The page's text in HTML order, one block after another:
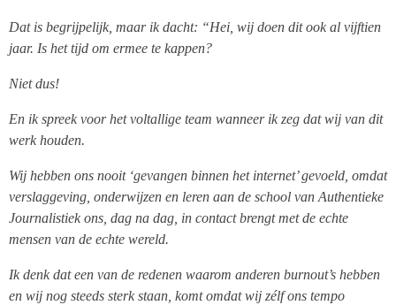
Dat is begrijpelijk, maar ik dacht: “Hei, wij doen dit ook al vijftien
jaar. Is het tijd om ermee te kappen?
Niet dus!
En ik spreek voor het voltallige team wanneer ik zeg dat wij van dit
werk houden.
Wij hebben ons nooit ‘gevangen binnen het internet’ gevoeld, omdat
verslaggeving, onderwijzen en leren aan de school van Authentieke
Journalistiek ons, dag na dag, in contact brengt met de echte
mensen van de echte wereld.
Ik denk dat een van de redenen waarom anderen burnout’s hebben
en wij nog steeds sterk staan, komt omdat wij zélf ons tempo